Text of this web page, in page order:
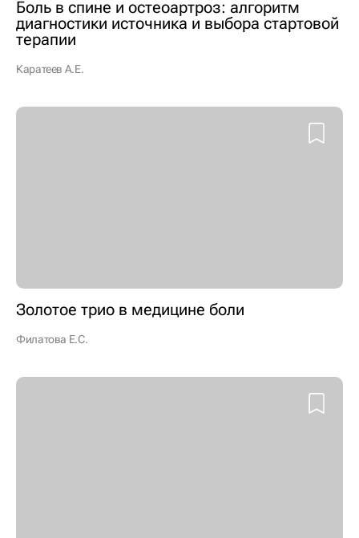
Боль в спине и остеоартроз: алгоритм
диагностики источника и выбора стартовой
терапии
Каратеев А.Е.
Золотое трио в медицине боли
Филатова Е.С.